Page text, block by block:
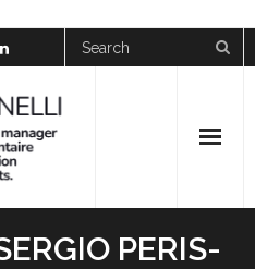
PERIS-